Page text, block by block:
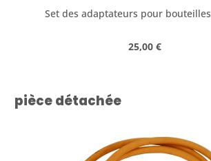
Set des adaptateurs pour
Prix régulier :
25,00 €
Ignorer la galerie de produits
pièce détachée